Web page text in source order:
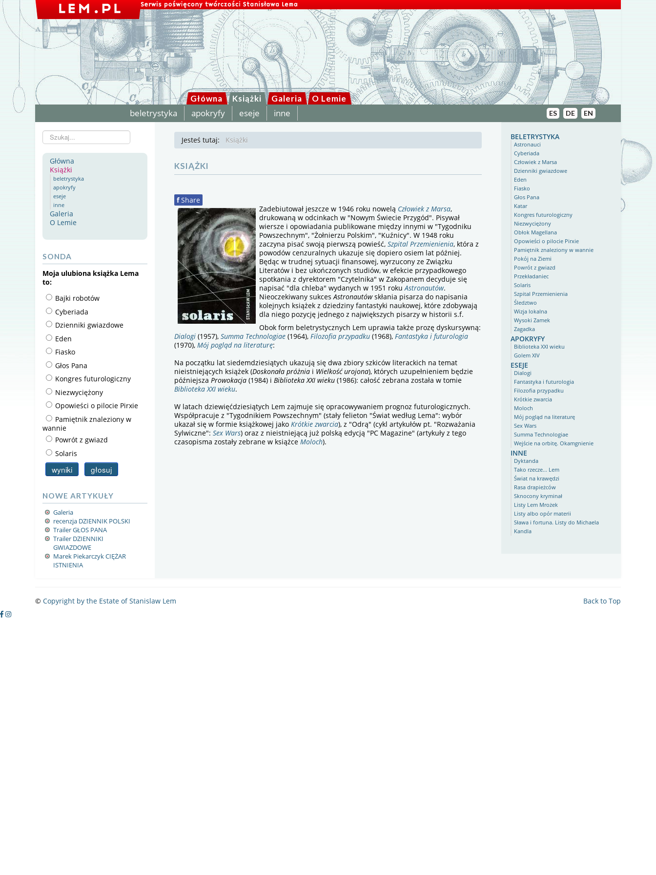
Główna Książki Galeria O Lemie
beletrystyka apokryfy eseje inne EN
DE
ES
Szukaj...
Główna
Książki
beletrystyka
apokryfy
eseje
inne
Galeria
O Lemie
SONDA
Moja ulubiona książka Lema
to:
Bajki robotów
Cyberiada
Dzienniki gwiazdowe
Eden
Fiasko
Głos Pana
Kongres futurologiczny
Niezwyciężony
Opowieści o pilocie Pirxie
Pamiętnik znaleziony w
wannie
Powrót z gwiazd
Solaris
NOWE ARTYKUŁY
Galeria
recenzja DZIENNIK POLSKI
Trailer GŁOS PANA
Trailer DZIENNIKI
GWIAZDOWE
Marek Piekarczyk CIĘŻAR
ISTNIENIA
Jesteś tutaj: Książki
KSIĄŻKI
f Share
Zadebiutował jeszcze w 1946 roku nowelą Człowiek z Marsa,
drukowaną w odcinkach w "Nowym Świecie Przygód". Pisywał
wiersze i opowiadania publikowane między innymi w "Tygodniku
Powszechnym", "Żołnierzu Polskim", "Kuźnicy". W 1948 roku
zaczyna pisać swoją pierwszą powieść,Szpital Przemienienia, która z
powodów cenzuralnych ukazuje się dopiero osiem lat później.
Będąc w trudnej sytuacji finansowej, wyrzucony ze Związku
Literatów i bez ukończonych studiów, w efekcie przypadkowego
spotkania z dyrektorem "Czytelnika" w Zakopanem decyduje się
napisać "dla chleba" wydanych w 1951 rokuAstronautów.
Nieoczekiwany sukcesAstronautówskłania pisarza do napisania
kolejnych książek z dziedziny fantastyki naukowej, które zdobywają
dla niego pozycję jednego z największych pisarzy w historii s.f.
Obok form beletrystycznych Lem uprawia także prozę dyskursywną:
Dialogi (1957),Summa Technologiae (1964),Filozofia przypadku (1968),Fantastyka i futurologia
(1970),Mój pogląd na literaturę:
Na początku lat siedemdziesiątych ukazują się dwa zbiory szkiców literackich na temat
nieistniejących książek (Doskonała próżnia i Wielkość urojona), których uzupełnieniem będzie
późniejszaProwokacja (1984) iBiblioteka XXI wieku (1986): całość zebrana została w tomie
Biblioteka XXI wieku.
W latach dziewięćdziesiątych Lem zajmuje się opracowywaniem prognoz futurologicznych.
Współpracuje z "Tygodnikiem Powszechnym" (stały felieton "Świat według Lema": wybór
ukazał się w formie książkowej jakoKrótkie zwarcia), z "Odrą" (cykl artykułów pt. "Rozważania
Sylwiczne":Sex Wars) oraz z nieistniejącą już polską edycją "PC Magazine" (artykuły z tego
czasopisma zostały zebrane w książceMoloch).
beletrystyka
Astronauci
Cyberiada
Człowiek z Marsa
Dzienniki gwiazdowe
Eden
Fiasko
Głos Pana
Katar
Kongres futurologiczny
Niezwyciężony
Obłok Magellana
Opowieści o pilocie Pirxie
Pamiętnik znaleziony w wannie
Pokój na Ziemi
Powrót z gwiazd
Przekładaniec
Solaris
Szpital Przemienienia
Śledztwo
Wizja lokalna
Wysoki Zamek
Zagadka
apokryfy
Biblioteka XXI wieku
Golem XIV
eseje
Dialogi
Fantastyka i futurologia
Filozofia przypadku
Krótkie zwarcia
Moloch
Mój pogląd na literaturę
Sex Wars
Summa Technologiae
Wejście na orbitę. Okamgnienie
inne
Dyktanda
Tako rzecze... Lem
Świat na krawędzi
Rasa drapieżców
Sknocony kryminał
Listy Lem Mrożek
Listy albo opór materii
Sława i fortuna. Listy do Michaela
Kandla
Back to Top
© Copyright by the Estate of Stanislaw Lem